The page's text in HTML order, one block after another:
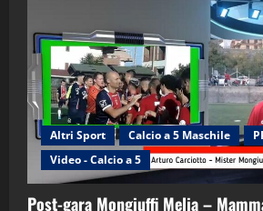
Altri Sport Calcio a 5 Maschile
Video - Calcio a 5
Post-gara Mongiuffi Melia –